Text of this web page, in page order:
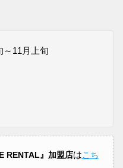
～11月上旬
RENTAL』加盟店はこち